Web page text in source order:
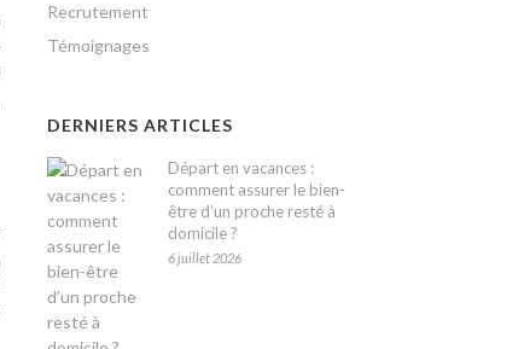
Recrutement
Témoignages
DERNIERS ARTICLES
Départ en vacances :
comment assurer le bien-
être d’un proche resté à
domicile ?
6 juillet 2026